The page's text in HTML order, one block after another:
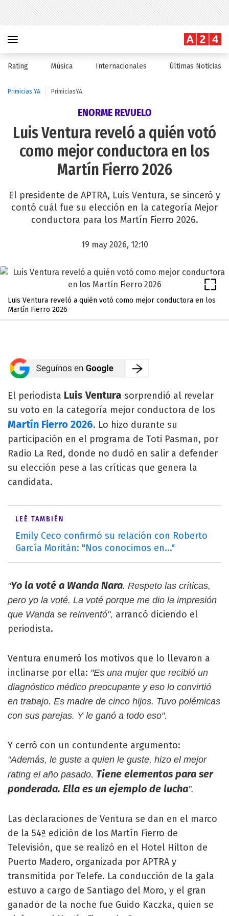
Rating Música Internacionales Últimas Noticias
Primicias YA PrimiciasYA
ENORME REVUELO
Luis Ventura reveló a quién votó
como mejor conductora en los
Martín Fierro 2026
El presidente de APTRA, Luis Ventura, se sinceró y
contó cuál fue su elección en la categoría Mejor
conductora para los Martín Fierro 2026.
19 may 2026, 12:10
Luis Ventura reveló a quién votó como mejor conductora en los
Martín Fierro 2026
El periodista Luis Ventura sorprendió al revelar
su voto en la categoría mejor conductora de los
Martín Fierro 2026. Lo hizo durante su
participación en el programa de Toti Pasman, por
Radio La Red, donde no dudó en salir a defender
su elección pese a las críticas que genera la
candidata.
LEÉ TAMBIÉN
Emily Ceco confirmó su relación con Roberto
García Moritán: "Nos conocimos en..."
"Yo la voté a Wanda Nara. Respeto las críticas,
pero yo la voté. La voté porque me dio la impresión
que Wanda se reinventó", arrancó diciendo el
periodista.
Ventura enumeró los motivos que lo llevaron a
inclinarse por ella: "Es una mujer que recibió un
diagnóstico médico preocupante y eso lo convirtió
en trabajo. Es madre de cinco hijos. Tuvo polémicas
con sus parejas. Y le ganó a todo eso".
Y cerró con un contundente argumento:
"Además, le guste a quien le guste, hizo el mejor
rating el año pasado. Tiene elementos para ser
ponderada. Ella es un ejemplo de lucha".
Las declaraciones de Ventura se dan en el marco
de la 54ª edición de los Martín Fierro de
Televisión, que se realizó en el Hotel Hilton de
Puerto Madero, organizada por APTRA y
transmitida por Telefe. La conducción de la gala
estuvo a cargo de Santiago del Moro, y el gran
ganador de la noche fue Guido Kaczka, quien se